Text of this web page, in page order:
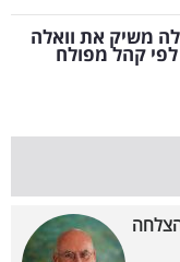
משיק את וואלה
קהל מפולח